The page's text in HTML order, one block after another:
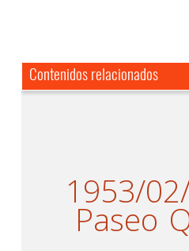
Contenidos relacionados
1953/
Paseo